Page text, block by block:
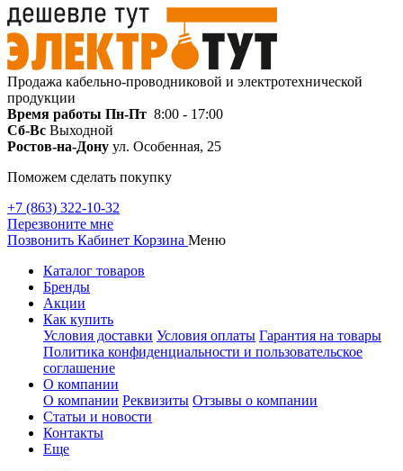
Продажа кабельно-проводниковой и электротехнической
продукции
Время работы Пн-Пт 8:00 - 17:00
Сб-Вс Выходной
Ростов-на-Дону ул. Особенная, 25
Поможем сделать покупку
+7 (863) 322-10-32
Перезвоните мне
Позвонить Кабинет Корзина Меню
Каталог товаров
Бренды
Акции
Как купить
Условия доставки Условия оплаты Гарантия на товары
Политика конфиденциальности и пользовательское
соглашение
О компании
О компании Реквизиты Отзывы о компании
Статьи и новости
Контакты
Еще